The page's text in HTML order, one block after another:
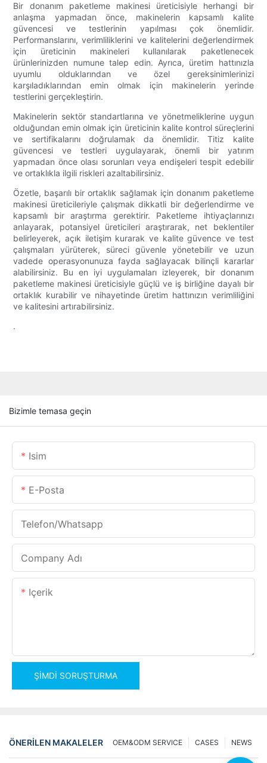
Bir donanım paketleme makinesi üreticisiyle herhangi bir
anlaşma yapmadan önce, makinelerin kapsamlı kalite
güvencesi ve testlerinin yapılması çok önemlidir.
Performanslarını, verimliliklerini ve kalitelerini değerlendirmek
için üreticinin makineleri kullanılarak paketlenecek
ürünlerinizden numune talep edin. Ayrıca, üretim hattınızla
uyumlu olduklarından ve özel gereksinimlerinizi
karşıladıklarından emin olmak için makinelerin yerinde
testlerini gerçekleştirin.
Makinelerin sektör standartlarına ve yönetmeliklerine uygun
olduğundan emin olmak için üreticinin kalite kontrol süreçlerini
ve sertifikalarını doğrulamak da önemlidir. Titiz kalite
güvencesi ve testleri uygulayarak, önemli bir yatırım
yapmadan önce olası sorunları veya endişeleri tespit edebilir
ve ortaklıkla ilgili riskleri azaltabilirsiniz.
Özetle, başarılı bir ortaklık sağlamak için donanım paketleme
makinesi üreticileriyle çalışmak dikkatli bir değerlendirme ve
kapsamlı bir araştırma gerektirir. Paketleme ihtiyaçlarınızı
anlayarak, potansiyel üreticileri araştırarak, net beklentiler
belirleyerek, açık iletişim kurarak ve kalite güvence ve test
çalışmaları yürüterek, süreci güvenle yönetebilir ve uzun
vadede operasyonunuza fayda sağlayacak bilinçli kararlar
alabilirsiniz. Bu en iyi uygulamaları izleyerek, bir donanım
paketleme makinesi üreticisiyle güçlü ve iş birliğine dayalı bir
ortaklık kurabilir ve nihayetinde üretim hattınızın verimliliğini
ve kalitesini artırabilirsiniz.
.
Bizimle temasa geçin
Isim
E-Posta
Telefon/whatsapp
Company Adı
Içerik
ŞIMDI SORUŞTURMA
ÖNERILEN MAKALELER NEWS
CASES
OEM&ODM SERVICE